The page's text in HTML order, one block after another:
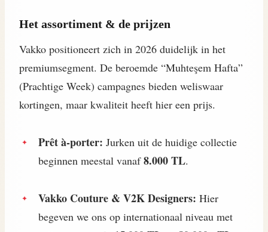
Het assortiment & de prijzen
Vakko positioneert zich in 2026 duidelijk in het
premiumsegment. De beroemde “Muhteşem Hafta”
(Prachtige Week) campagnes bieden weliswaar
kortingen, maar kwaliteit heeft hier een prijs.
Prêt à-porter: Jurken uit de huidige collectie
beginnen meestal vanaf8.000 TL.
Vakko Couture & V2K Designers: Hier
begeven we ons op internationaal niveau met